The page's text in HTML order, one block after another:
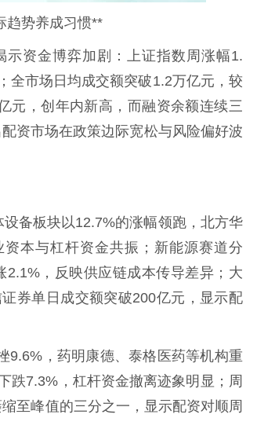
趋势养成习惯**
资金博弈加剧：上证指数周涨幅1.
全市场日均成交额突破1.2万亿元，较
元，创年内新高，而融资余额连续三
资市场在政策边际宽松与风险偏好波
备板块以12.7%的涨幅领跑，北方华
本与杠杆资金共振；新能源赛道分
，反映供应链成本传导差异；大
券单日成交额突破200亿元，显示配
9.6%，药明康德、泰格医药等机构重
跌7.3%，杠杆资金撤离迹象明显；周
至峰值的三分之一，显示配资对顺周